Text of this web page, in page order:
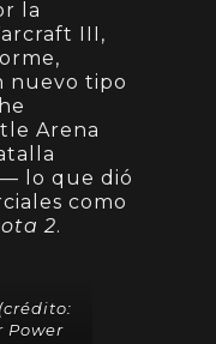
la
III,
nuevo tipo
Arena
lo que dió
como
2.
Power